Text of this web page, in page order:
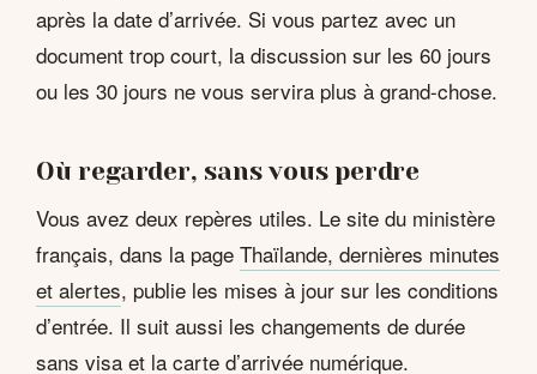
après la date d’arrivée. Si vous partez avec un
document trop court, la discussion sur les 60 jours
ou les 30 jours ne vous servira plus à grand-chose.
Où regarder, sans vous perdre
Vous avez deux repères utiles. Le site du ministère
français, dans la page Thaïlande, dernières minutes
et alertes, publie les mises à jour sur les conditions
d’entrée. Il suit aussi les changements de durée
sans visa et la carte d’arrivée numérique.